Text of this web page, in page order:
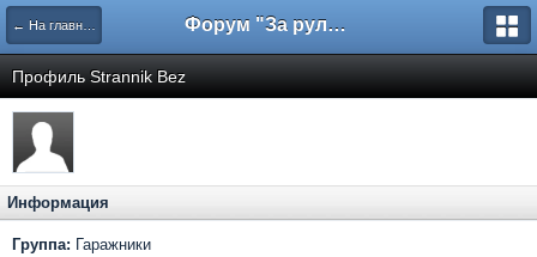
← На главную Форум "За рулем"
Профиль Strannik Bez
Информация
Группа: Гаражники